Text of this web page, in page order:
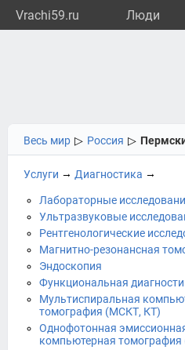
Vrachi59.ru Люди
Весь мир ▷ Россия ▷
Услуги → Диагностика →
Лабораторные
Ультразвуковые
Рентгенологические
Магнитно-резонансная
Эндоскопия
Функциональная
Мультиспиральная
томография (МСКТ, КТ)
Однофотонная
компьютерная